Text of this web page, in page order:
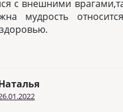
с внешними
мудрость